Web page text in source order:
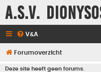
A.S.V.
V&A
Forumoverzicht
Deze site heeft geen forums.